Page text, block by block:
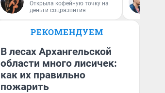
Открыла кофейную точку на
деньги соцразвития
РЕКОМЕНДУЕМ
В лесах Архангельской
области много лисичек:
как их правильно
пожарить